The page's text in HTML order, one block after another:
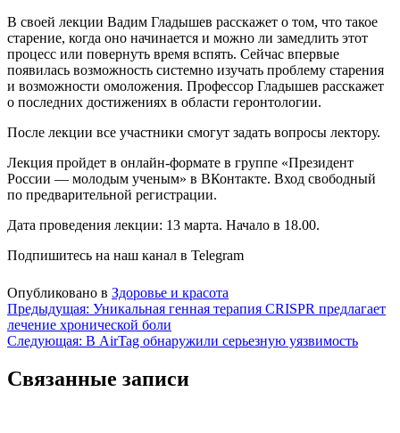
В своей лекции Вадим Гладышев расскажет о том, что такое
старение, когда оно начинается и можно ли замедлить этот
процесс или повернуть время вспять. Сейчас впервые
появилась возможность системно изучать проблему старения
и возможности омоложения. Профессор Гладышев расскажет
о последних достижениях в области геронтологии.
После лекции все участники смогут задать вопросы лектору.
Лекция пройдет в онлайн-формате в группе «Президент
России — молодым ученым» в ВКонтакте. Вход свободный
по предварительной регистрации.
Дата проведения лекции: 13 марта. Начало в 18.00.
Подпишитесь на наш канал в Telegram
Опубликовано в Здоровье и красота
Навигация
по
Предыдущая: Уникальная генная терапия CRISPR предлагает
лечение хронической боли
Следующая: В AirTag обнаружили серьезную уязвимость
Связанные записи